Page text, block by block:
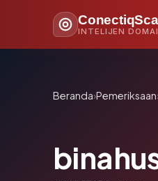
INTELIJEN
Beranda›Pemeriksaan